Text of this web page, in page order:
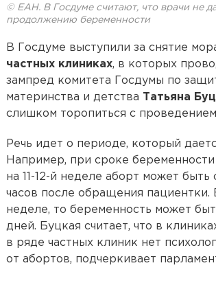
© ЕАН. В Госдуме считают, что врачи не
продолжению беременности
В Госдуме выступили за снятие
частных клиниках, в которых
зампред комитета Госдумы по
материнства и детства Татьяна
слишком торопиться с
Речь идет о периоде, который
Например, при сроке
на 11-12-й неделе аборт может
часов после обращения
неделе, то беременность может
дней. Буцкая считает, что в
в ряде частных клиник нет
от абортов, подчеркивает